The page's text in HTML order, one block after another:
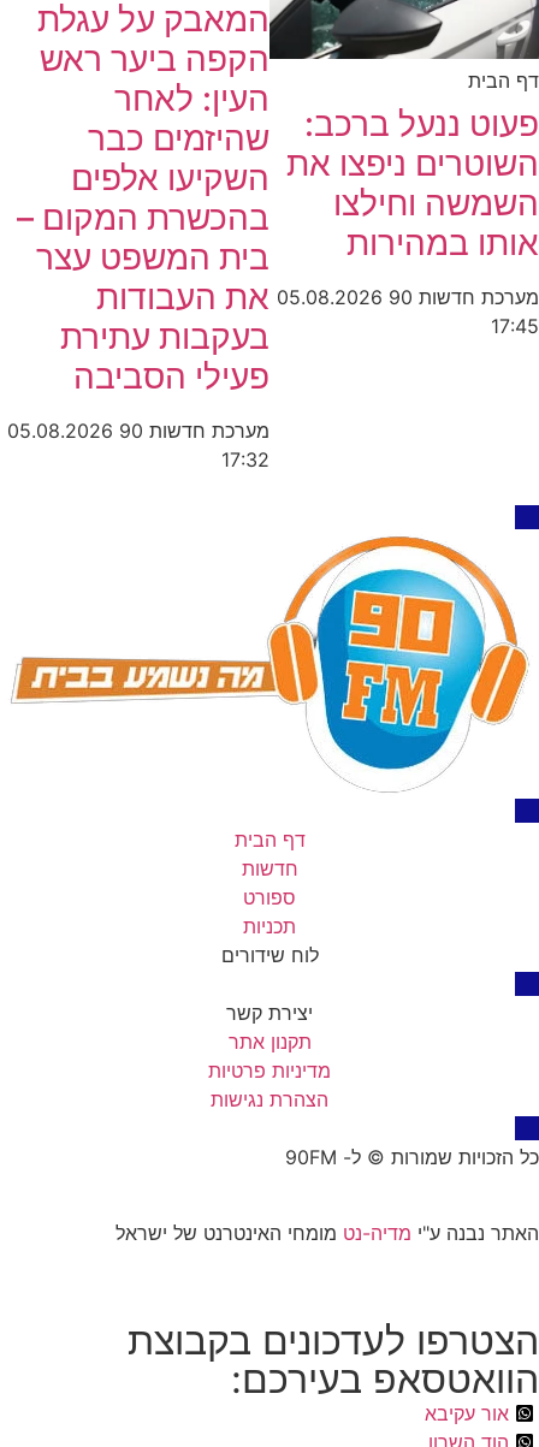
דף הבית
פעוט ננעל ברכב:
השוטרים ניפצו את
השמשה וחילצו
אותו במהירות
מערכת חדשות 90
05.08.2026
17:45
המאבק על עגלת
הקפה ביער ראש
העין: לאחר
שהיזמים כבר
השקיעו אלפים
בהכשרת המקום –
בית המשפט עצר
את העבודות
בעקבות עתירת
פעילי הסביבה
מערכת חדשות 90
05.08.2026
17:32
דף הבית
חדשות
ספורט
תכניות
לוח שידורים
יצירת קשר
תקנון אתר
מדיניות פרטיות
הצהרת נגישות
כל הזכויות שמורות © ל- 90FM
האתר נבנה ע"י מדיה-נט מומחי האינטרנט של ישראל
הצטרפו לעדכונים בקבוצת
הוואטסאפ בעירכם:
אור עקיבא